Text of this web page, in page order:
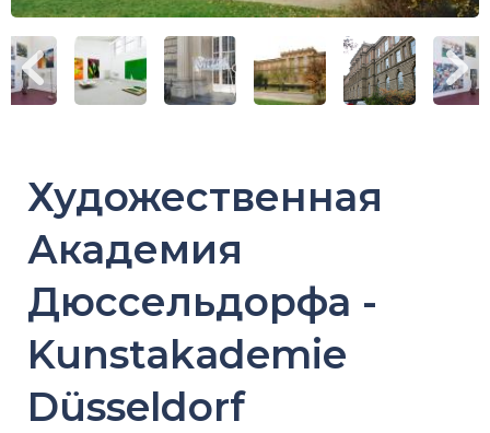
Художественная
Академия
Дюссельдорфа -
Kunstakademie
Düsseldorf